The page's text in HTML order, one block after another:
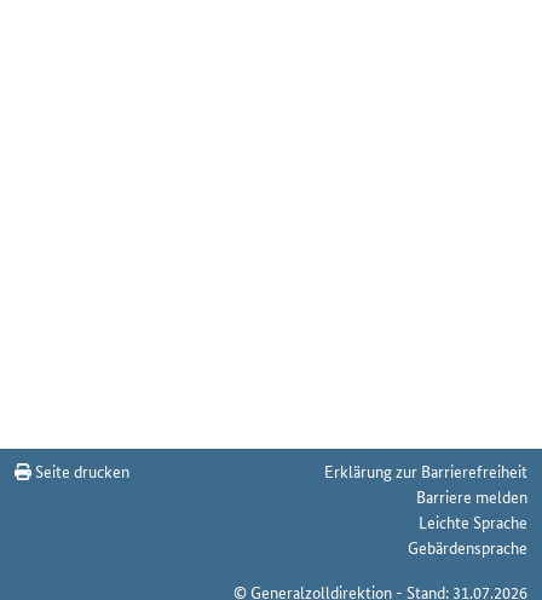
Seite drucken
Erklärung zur Barrierefreiheit
Barriere melden
Leichte Sprache
Gebärdensprache
© Generalzolldirektion - Stand: 31.07.2026